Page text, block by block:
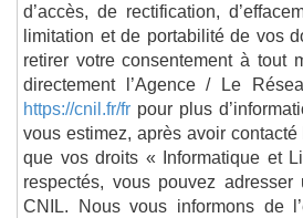
d’accès, de rectification,
limitation et de portabilité de vos
retirer votre consentement à tout
directement l’Agence / Le
https://cnil.fr/fr pour plus
vous estimez, après avoir
que vos droits « Informatique et
respectés, vous pouvez
CNIL. Nous vous informons de